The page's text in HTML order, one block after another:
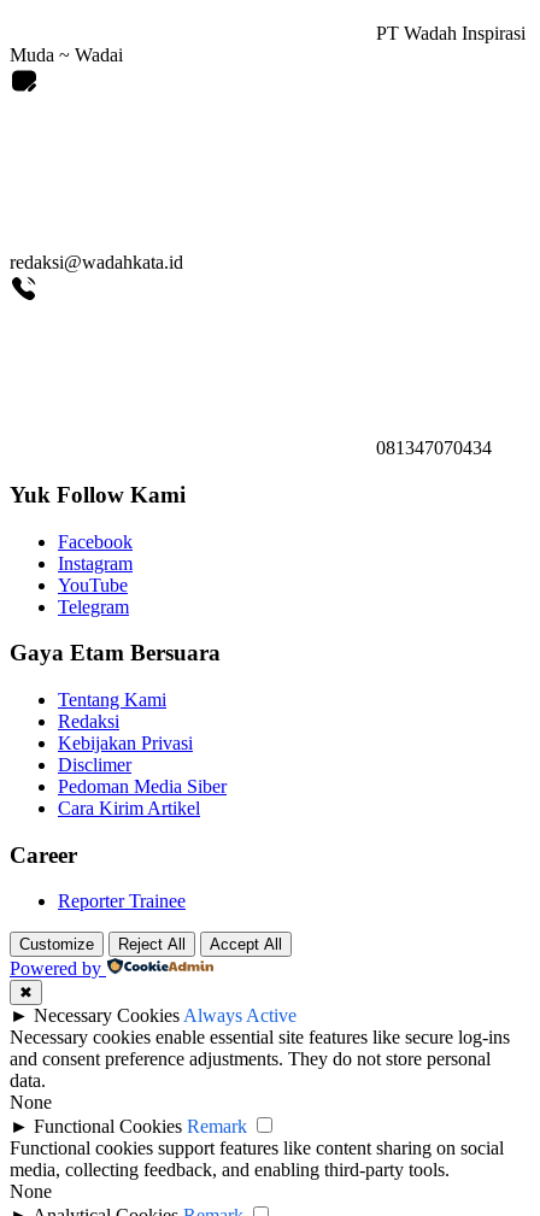
PT Wadah Inspirasi
Muda ~ Wadai
redaksi@wadahkata.id
081347070434
Yuk Follow Kami
Facebook
Instagram
YouTube
Telegram
Gaya Etam Bersuara
Tentang Kami
Redaksi
Kebijakan Privasi
Disclimer
Pedoman Media Siber
Cara Kirim Artikel
Career
Reporter Trainee
Customize Reject All Accept All
Powered by
✖
► Necessary CookiesAlways Active
Necessary cookies enable essential site features like secure log-ins
and consent preference adjustments. They do not store personal
data.
None
► Functional Cookies Remark
Functional cookies support features like content sharing on social
media, collecting feedback, and enabling third-party tools.
None